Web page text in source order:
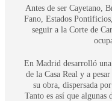
Antes de ser Cayetano,
Fano, Estados
seguir a la Corte de
En Madrid desarrolló
de la Casa Real y a
su obra, dispersada
Tanto es así que algunas